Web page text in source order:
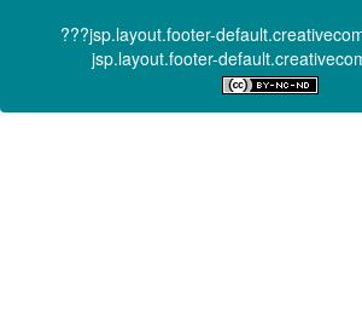
???jsp.layout.footer-
jsp.layout.footer-